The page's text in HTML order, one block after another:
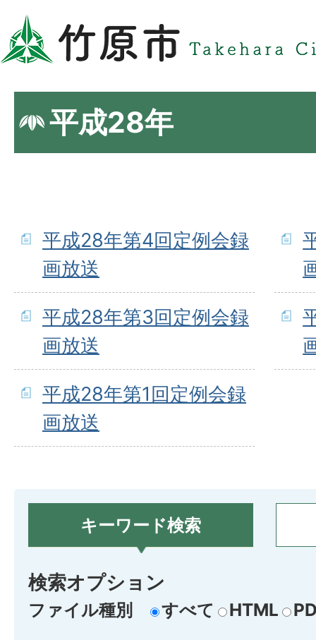
平成28年
平成28年第4回定例会録
画放送
平成28年第3回定例会録
画放送
平成28年第1回定例会録
画放送
キーワード検索
検索オプション
ファイル種別 すべて HTML